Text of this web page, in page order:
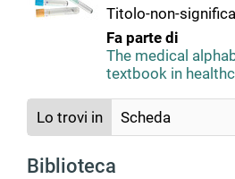
documento
Titolo-non-
Fa parte di
The medical
textbook in
Lo trovi in Scheda
Biblioteca